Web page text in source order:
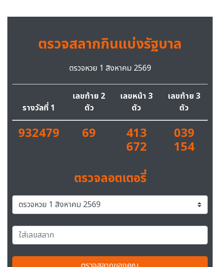
ตรวจสลากกินแบ่งรัฐบาล
ตรวจหวย 1 สิงหาคม 2569
รางวัลที่ 1
เลขท้าย 2
ตัว
เลขหน้า 3
ตัว
เลขท้าย 3
ตัว
932479 69 413
672
039
154
ตรวจลอตเตอรี่